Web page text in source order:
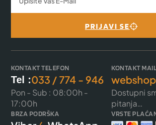
PRIJAVI SE
KONTAKT TELEFON
Tel :033 / 774 - 946
Pon - Sub : 08:00h -
17:00h
KONTAKT
Dostupni
pitanja…
BRZA PODRŠKA VRSTE